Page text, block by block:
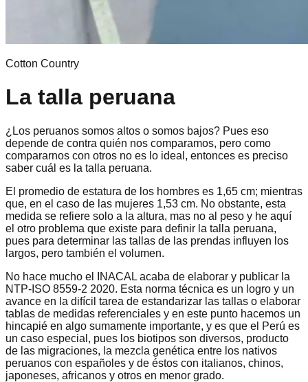
Cotton Country
La talla peruana
¿Los peruanos somos altos o somos bajos? Pues eso
depende de contra quién nos comparamos, pero como
compararnos con otros no es lo ideal, entonces es preciso
saber cuál es la talla peruana.
El promedio de estatura de los hombres es 1,65 cm; mientras
que, en el caso de las mujeres 1,53 cm. No obstante, esta
medida se refiere solo a la altura, mas no al peso y he aquí
el otro problema que existe para definir la talla peruana,
pues para determinar las tallas de las prendas influyen los
largos, pero también el volumen.
No hace mucho el INACAL acaba de elaborar y publicar la
NTP-ISO 8559-2 2020. Esta norma técnica es un logro y un
avance en la difícil tarea de estandarizar las tallas o elaborar
tablas de medidas referenciales y en este punto hacemos un
hincapié en algo sumamente importante, y es que el Perú es
un caso especial, pues los biotipos son diversos, producto
de las migraciones, la mezcla genética entre los nativos
peruanos con españoles y de éstos con italianos, chinos,
japoneses, africanos y otros en menor grado.